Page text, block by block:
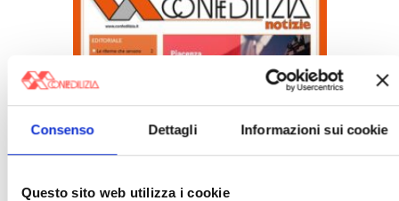
Consenso Dettagli Informazioni sui cookie
Questo sito web utilizza i cookie
Confedilizia notizie – Luglio 2026
〉 Italia Oggi – Pagina Confedilizia